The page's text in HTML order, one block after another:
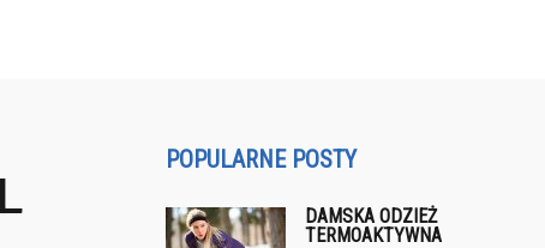
POPULARNE POSTY
DAMSKA ODZIEŻ
TERMOAKTYWNA